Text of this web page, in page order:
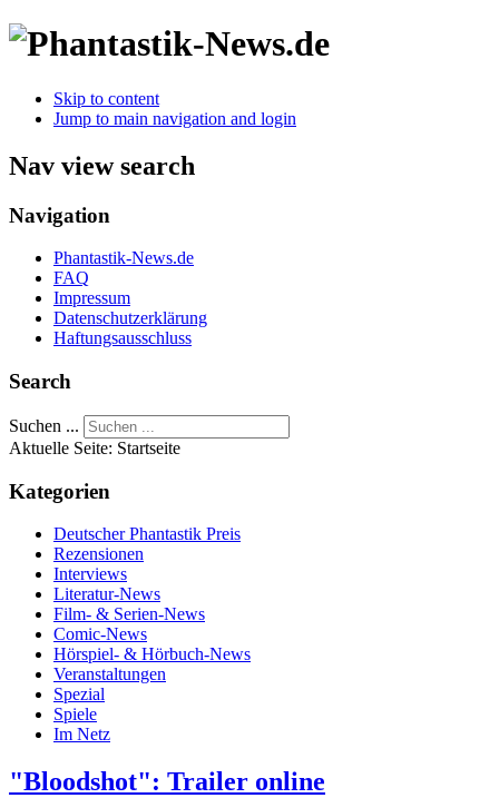
Skip to content
Jump to main navigation and login
Nav view search
Navigation
Phantastik-News.de
FAQ
Impressum
Datenschutzerklärung
Haftungsausschluss
Search
Suchen ...
Aktuelle Seite: Startseite
Kategorien
Deutscher Phantastik Preis
Rezensionen
Interviews
Literatur-News
Film- & Serien-News
Comic-News
Hörspiel- & Hörbuch-News
Veranstaltungen
Spezial
Spiele
Im Netz
"Bloodshot": Trailer online